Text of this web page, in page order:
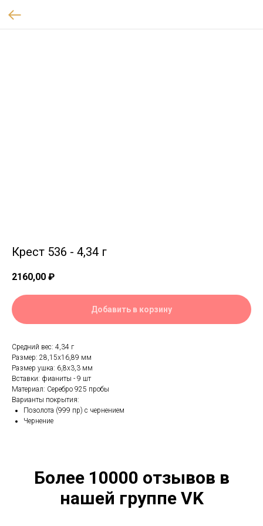
Крест 536 - 4,34 г
2160,00 ₽
Добавить в корзину
Средний вес: 4,34 г
Размер: 28,15х16,89 мм
Размер ушка: 6,8х3,3 мм
Вставки: фианиты - 9 шт
Материал: Серебро 925 пробы
Варианты покрытия:
Позолота (999 пр) с чернением
Чернение
Более 10000 отзывов в
нашей группе VK